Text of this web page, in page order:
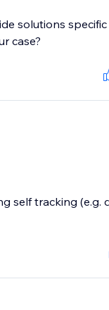
solutions
case?
self tracking (e.g.